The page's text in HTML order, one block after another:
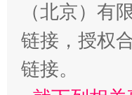
（北京）有
链接，授权
链接。